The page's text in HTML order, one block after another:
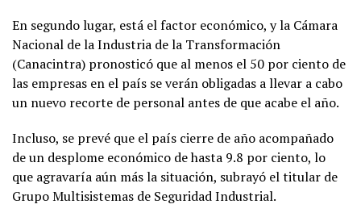
En segundo lugar, está el factor económico, y la Cámara
Nacional de la Industria de la Transformación
(Canacintra) pronosticó que al menos el 50 por ciento de
las empresas en el país se verán obligadas a llevar a cabo
un nuevo recorte de personal antes de que acabe el año.
Incluso, se prevé que el país cierre de año acompañado
de un desplome económico de hasta 9.8 por ciento, lo
que agravaría aún más la situación, subrayó el titular de
Grupo Multisistemas de Seguridad Industrial.